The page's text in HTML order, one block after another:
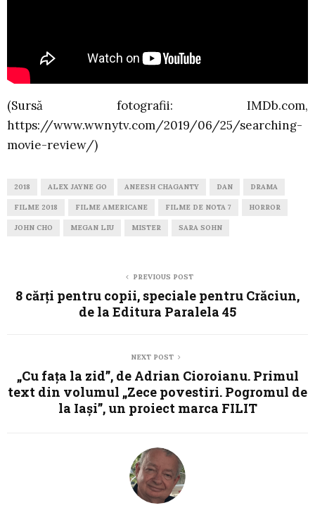
(Sursă fotografii: IMDb.com,
https://www.wwnytv.com/2019/06/25/searching-
movie-review/)
2018 ALEX JAYNE GO ANEESH CHAGANTY DAN DRAMA
FILME 2018 FILME AMERICANE FILME DE NOTA 7 HORROR
JOHN CHO MEGAN LIU MISTER SARA SOHN
PREVIOUS POST
8 cărți pentru copii, speciale pentru Crăciun,
de la Editura Paralela 45
NEXT POST
„Cu fața la zid”, de Adrian Cioroianu. Primul
text din volumul „Zece povestiri. Pogromul de
la Iași”, un proiect marca FILIT